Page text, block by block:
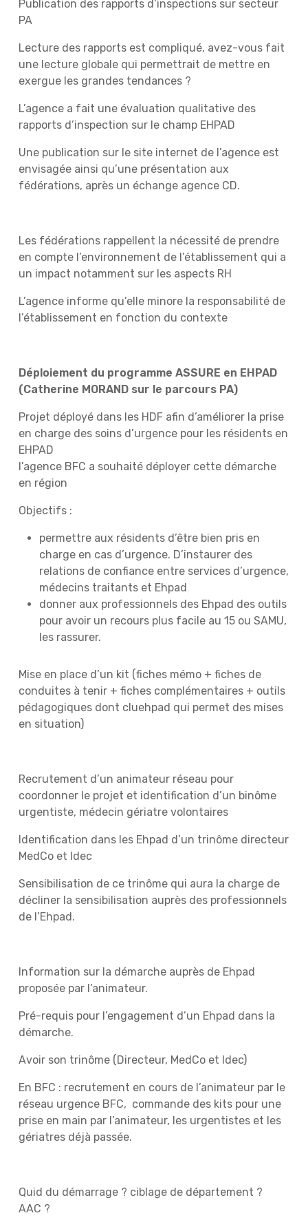
Publication des rapports d’inspections sur secteur
PA
Lecture des rapports est compliqué, avez-vous fait
une lecture globale qui permettrait de mettre en
exergue les grandes tendances ?
L’agence a fait une évaluation qualitative des
rapports d’inspection sur le champ EHPAD
Une publication sur le site internet de l’agence est
envisagée ainsi qu’une présentation aux
fédérations, après un échange agence CD.
Les fédérations rappellent la nécessité de prendre
en compte l’environnement de l’établissement qui a
un impact notamment sur les aspects RH
L’agence informe qu’elle minore la responsabilité de
l’établissement en fonction du contexte
Déploiement du programme ASSURE en EHPAD
(Catherine MORAND sur le parcours PA)
Projet déployé dans les HDF afin d’améliorer la prise
en charge des soins d’urgence pour les résidents en
EHPAD
l’agence BFC a souhaité déployer cette démarche
en région
Objectifs :
permettre aux résidents d’être bien pris en
charge en cas d’urgence. D’instaurer des
relations de confiance entre services d’urgence,
médecins traitants et Ehpad
donner aux professionnels des Ehpad des outils
pour avoir un recours plus facile au 15 ou SAMU,
les rassurer.
Mise en place d’un kit (fiches mémo + fiches de
conduites à tenir + fiches complémentaires + outils
pédagogiques dont cluehpad qui permet des mises
en situation)
Recrutement d’un animateur réseau pour
coordonner le projet et identification d’un binôme
urgentiste, médecin gériatre volontaires
Identification dans les Ehpad d’un trinôme directeur
MedCo et Idec
Sensibilisation de ce trinôme qui aura la charge de
décliner la sensibilisation auprès des professionnels
de l’Ehpad.
Information sur la démarche auprès de Ehpad
proposée par l’animateur.
Pré-requis pour l’engagement d’un Ehpad dans la
démarche.
Avoir son trinôme (Directeur, MedCo et Idec)
En BFC : recrutement en cours de l’animateur par le
réseau urgence BFC, commande des kits pour une
prise en main par l’animateur, les urgentistes et les
gériatres déjà passée.
Quid du démarrage ? ciblage de département ?
AAC ?